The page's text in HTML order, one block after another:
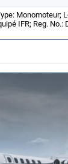
Monomoteur;
IFR; Reg. No.: